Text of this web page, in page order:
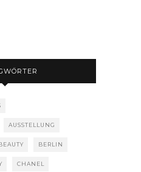
AUSSTELLUNG
BERLIN
CHANEL